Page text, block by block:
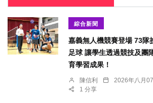
綜合新聞
嘉義無人機競賽登場 73隊
足球 讓學生透過競技及團
育學習成果！
陳信利 2026年八月
1 分享